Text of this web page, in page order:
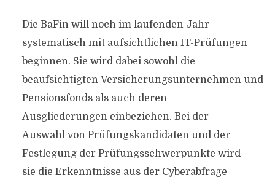
Die BaFin will noch im laufenden Jahr
systematisch mit aufsichtlichen IT-Prüfungen
beginnen. Sie wird dabei sowohl die
beaufsichtigten Versicherungsunternehmen und
Pensionsfonds als auch deren
Ausgliederungen einbeziehen. Bei der
Auswahl von Prüfungskandidaten und der
Festlegung der Prüfungsschwerpunkte wird
sie die Erkenntnisse aus der Cyberabfrage